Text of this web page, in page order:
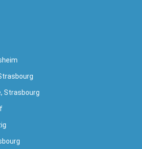
Strasbourg